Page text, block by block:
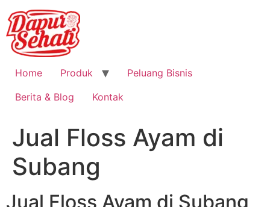
Home Produk
Peluang Bisnis
Berita & Blog
Kontak
Jual Floss Ayam di
Subang
Jual Floss Ayam di Subang